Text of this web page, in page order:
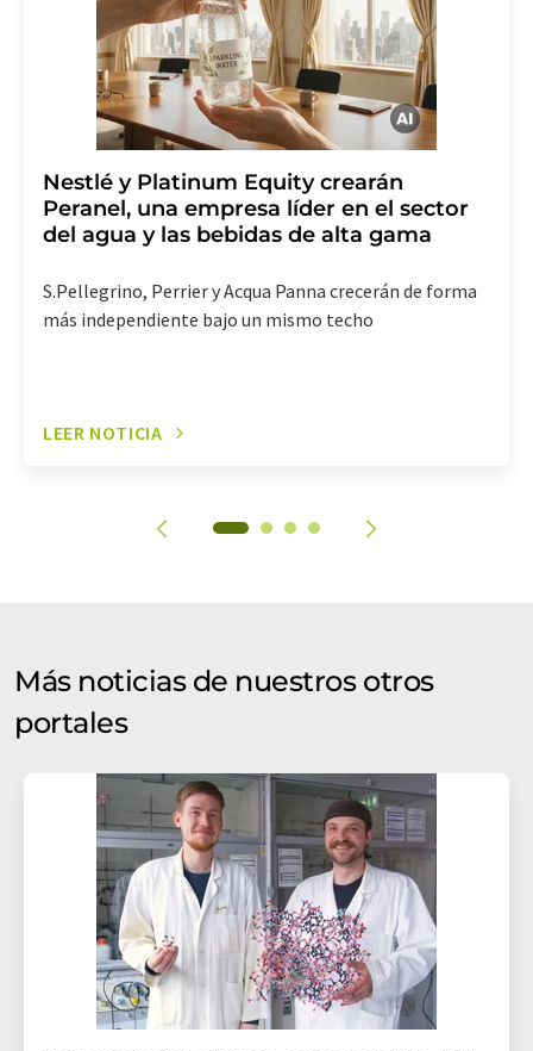
electrónico se incluye un enlace para anular la
suscripción al boletín informativo correspondiente.
Nestlé y Platinum Equity crearán
Peranel, una empresa líder en el sector
del agua y las bebidas de alta gama
S.Pellegrino, Perrier y Acqua Panna crecerán de forma
más independiente bajo un mismo techo
LEER NOTICIA
Más noticias de nuestros otros
portales